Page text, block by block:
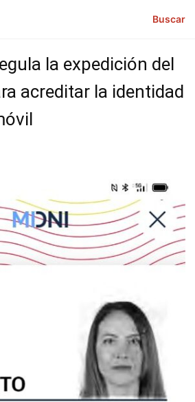
Buscar
la expedición del
acreditar la identidad